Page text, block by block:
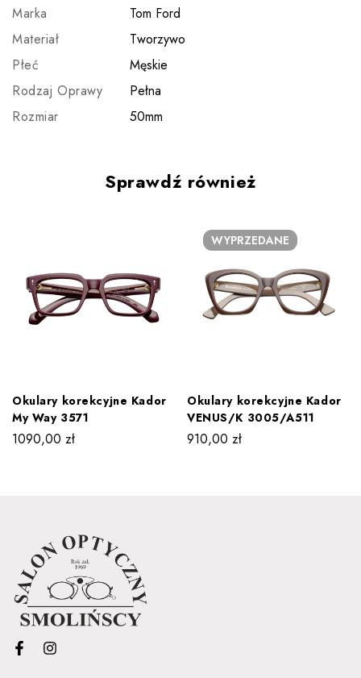
Marka
Tom Ford
Materiał
Tworzywo
Płeć
Męskie
Rodzaj Oprawy
Pełna
Rozmiar
50mm
Sprawdź również
Okulary korekcyjne Kador
My Way 3571
1090,00 zł
WYPRZEDANE
Okulary korekcyjne Kador
VENUS/K 3005/A511
910,00 zł